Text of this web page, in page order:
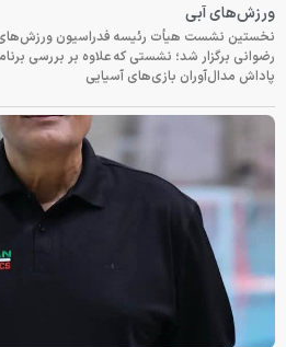
ورزش‌های آبی
نخستین نشست هیأت رئیسه فدراسیون
رضوانی برگزار شد؛ نشستی که علاوه بر بررسی
پاداش مدال‌آوران بازی‌های آسیایی